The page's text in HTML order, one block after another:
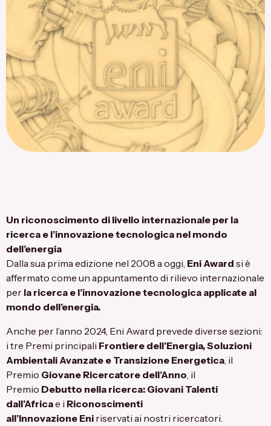
Flagship Project 8
Salute & Bio-Pharma
Flagship Project 4
Flagship Project 7
Un riconoscimento di livello internazionale per la
ricerca e l’innovazione tecnologica nel mondo
dell’energia
Dalla sua prima edizione nel 2008 a oggi, Eni Award si è
affermato come un appuntamento di rilievo internazionale
per la ricerca e l’innovazione tecnologica applicate al
mondo dell’energia.
Anche per l’anno 2024, Eni Award prevede diverse sezioni:
i tre Premi principali Frontiere dell’Energia, Soluzioni
Ambientali Avanzate e Transizione Energetica, il
Premio Giovane Ricercatore dell’Anno, il
Premio Debutto nella ricerca: Giovani Talenti
dall’Africae i Riconoscimenti
all’Innovazione Eni riservati ai nostri ricercatori.